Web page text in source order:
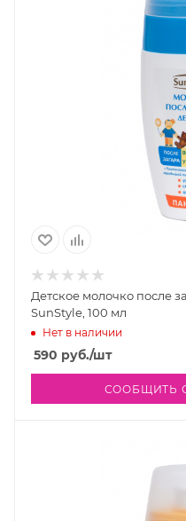
Детское молочко после
SunStyle, 100 мл
Нет в наличии
590 руб./шт
СООБЩИТЬ